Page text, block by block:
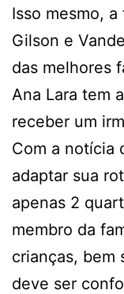
Isso mesmo,
Gilson e
das melhores
Ana Lara tem
receber um
Com a notícia
adaptar sua
apenas 2
membro da
crianças, bem
deve ser